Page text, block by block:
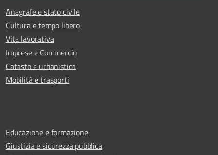
Anagrafe e stato civile
Cultura e tempo libero
Vita lavorativa
Imprese e Commercio
Catasto e urbanistica
Mobilità e trasporti
Educazione e formazione
Giustizia e sicurezza pubblica